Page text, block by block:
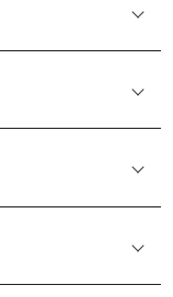
きます。注文前だ
て施す初回の刻印